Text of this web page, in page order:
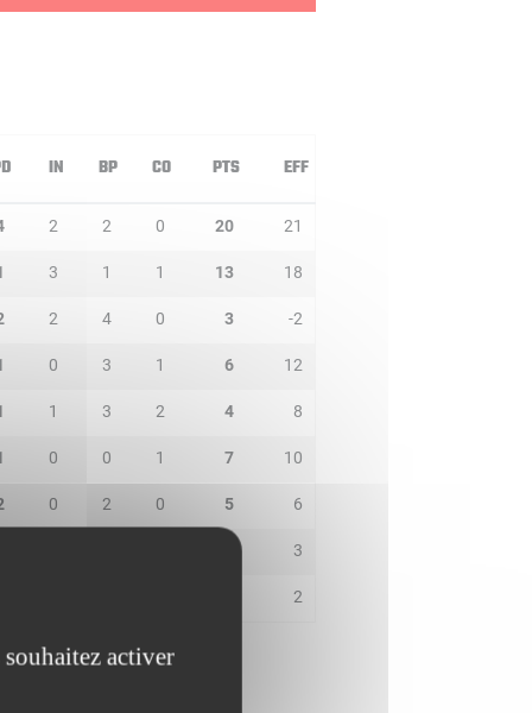
IN BP CO PTS EFF
2 2 0 20 21
3 1 1 13 18
2 4 0 3 -2
0 3 1 6 12
1 3 2 4 8
0 0 1 7 10
0 2 0 5 6
3
2
activer